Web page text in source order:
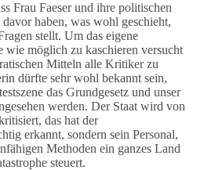
Frau Faeser und ihre politischen
haben, was wohl geschieht,
stellt. Um das eigene
wie möglich zu kaschieren versucht
Mitteln alle Kritiker zu
dürfte sehr wohl bekannt sein,
das Grundgesetz und unser
werden. Der Staat wird von
das hat der
erkannt, sondern sein Personal,
Methoden ein ganzes Land
steuert.